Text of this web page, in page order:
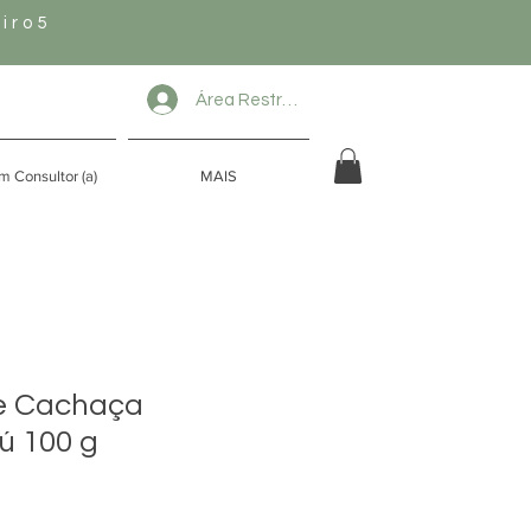
Área Restrita
Consultor (a) MAIS
Cachaça
100 g